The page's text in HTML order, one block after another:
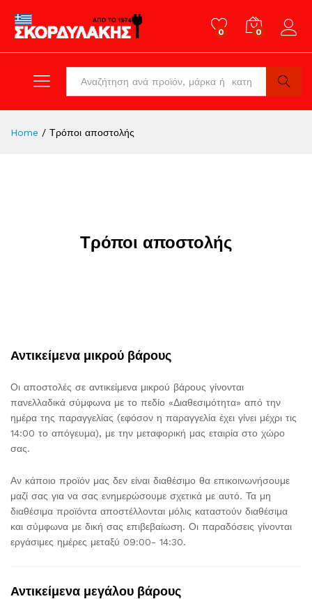
0 0
Search
Home / Τρόποι αποστολής
Τρόποι αποστολής
Αντικείμενα μικρού βάρους
Οι αποστολές σε αντικείμενα μικρού βάρους γίνονται
πανελλαδικά σύμφωνα με το πεδίο «Διαθεσιμότητα» από την
ημέρα της παραγγελίας (εφόσον η παραγγελία έχει γίνει μέχρι τις
14:00 το απόγευμα), με την μεταφορική μας εταιρία στο χώρο
σας.
Αν κάποιο προϊόν μας δεν είναι διαθέσιμο θα επικοινωνήσουμε
μαζί σας για να σας ενημερώσουμε σχετικά με αυτό. Τα μη
διαθέσιμα προϊόντα αποστέλλονται μόλις καταστούν διαθέσιμα
και σύμφωνα με δική σας επιβεβαίωση. Οι παραδόσεις γίνονται
εργάσιμες ημέρες μεταξύ 09:00- 14:30.
Αντικείμενα μεγάλου βάρους